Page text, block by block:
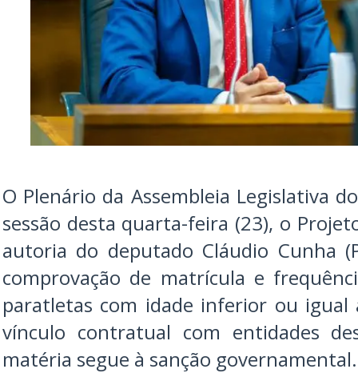
O Plenário da Assembleia Legislativa
sessão desta quarta-feira (23), o
autoria do deputado Cláudio Cunha
comprovação de matrícula e
paratletas com idade inferior ou
vínculo contratual com entidades
matéria segue à sanção governamental.